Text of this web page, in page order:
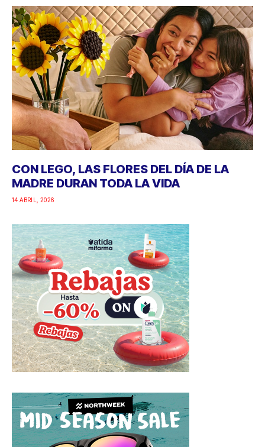
CON LEGO, LAS FLORES DEL DÍA DE LA
MADRE DURAN TODA LA VIDA
14 ABRIL, 2026